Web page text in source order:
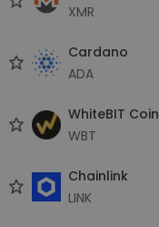
XMR
Cardano
ADA
WhiteBIT Coin
WBT
Chainlink
LINK